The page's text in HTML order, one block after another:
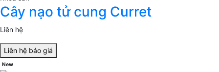
Cây nạo tử cung Curret
Liên hệ
Liên hệ báo giá
New